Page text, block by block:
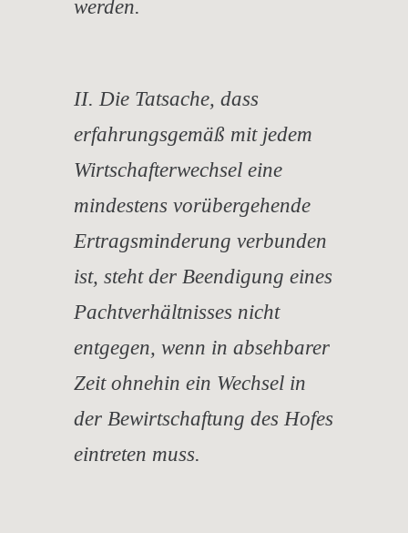
werden.
II. Die Tatsache, dass
erfahrungsgemäß mit jedem
Wirtschafterwechsel eine
mindestens vorübergehende
Ertragsminderung verbunden
ist, steht der Beendigung eines
Pachtverhältnisses nicht
entgegen, wenn in absehbarer
Zeit ohnehin ein Wechsel in
der Bewirtschaftung des Hofes
eintreten muss.